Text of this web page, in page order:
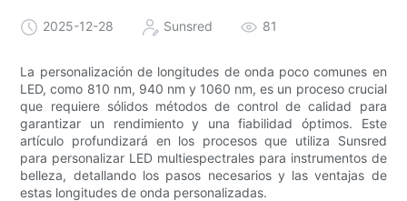
2025-12-28 Sunsred 81
La personalización de longitudes de onda poco comunes en
LED, como 810 nm, 940 nm y 1060 nm, es un proceso crucial
que requiere sólidos métodos de control de calidad para
garantizar un rendimiento y una fiabilidad óptimos. Este
artículo profundizará en los procesos que utiliza Sunsred
para personalizar LED multiespectrales para instrumentos de
belleza, detallando los pasos necesarios y las ventajas de
estas longitudes de onda personalizadas.